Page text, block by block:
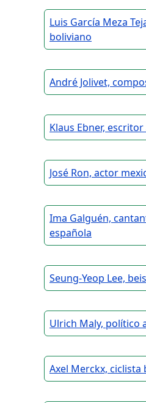
Luis García Meza
boliviano
André Jolivet,
Klaus Ebner,
José Ron, actor
Ima Galguén,
española
Seung-Yeop Lee,
Ulrich Maly, político
Axel Merckx, ciclista